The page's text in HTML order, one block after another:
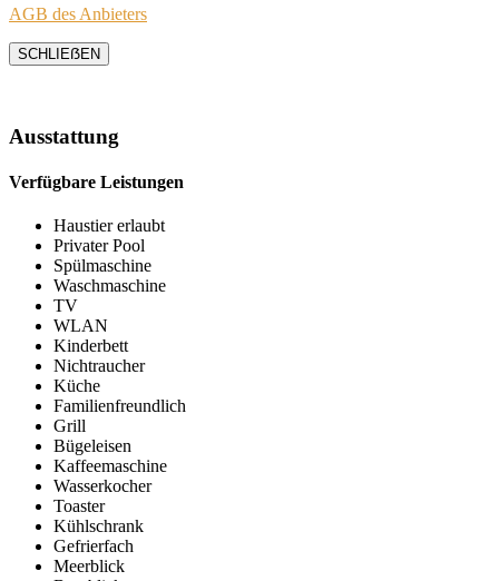
AGB des Anbieters
SCHLIEẞEN
Ausstattung
Verfügbare Leistungen
Haustier erlaubt
Privater Pool
Spülmaschine
Waschmaschine
TV
WLAN
Kinderbett
Nichtraucher
Küche
Familienfreundlich
Grill
Bügeleisen
Kaffeemaschine
Wasserkocher
Toaster
Kühlschrank
Gefrierfach
Meerblick